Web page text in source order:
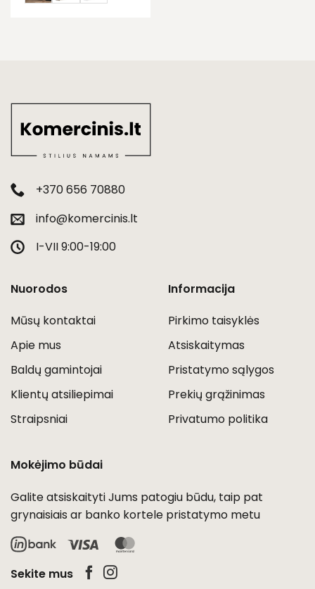
+370 656 70880
info@komercinis.lt
I-VII 9:00-19:00
Nuorodos
Mūsų kontaktai
Apie mus
Baldų gamintojai
Klientų atsiliepimai
Straipsniai
Informacija
Pirkimo taisyklės
Atsiskaitymas
Pristatymo sąlygos
Prekių grąžinimas
Privatumo politika
Mokėjimo būdai
Galite atsiskaityti Jums patogiu būdu, taip pat
grynaisiais ar banko kortele pristatymo metu
Visa
Sekite mus